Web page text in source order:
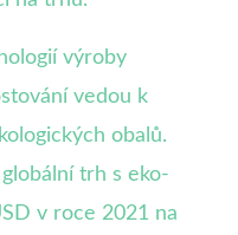
výroby
vedou k
obalů.
trh s eko-
v roce 2021 na